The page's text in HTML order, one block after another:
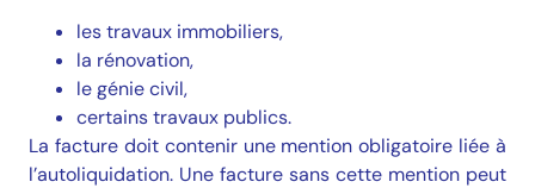
les travaux immobiliers,
la rénovation,
le génie civil,
certains travaux publics.
La facture doit contenir une mention obligatoire liée à
l’autoliquidation. Une facture sans cette mention peut